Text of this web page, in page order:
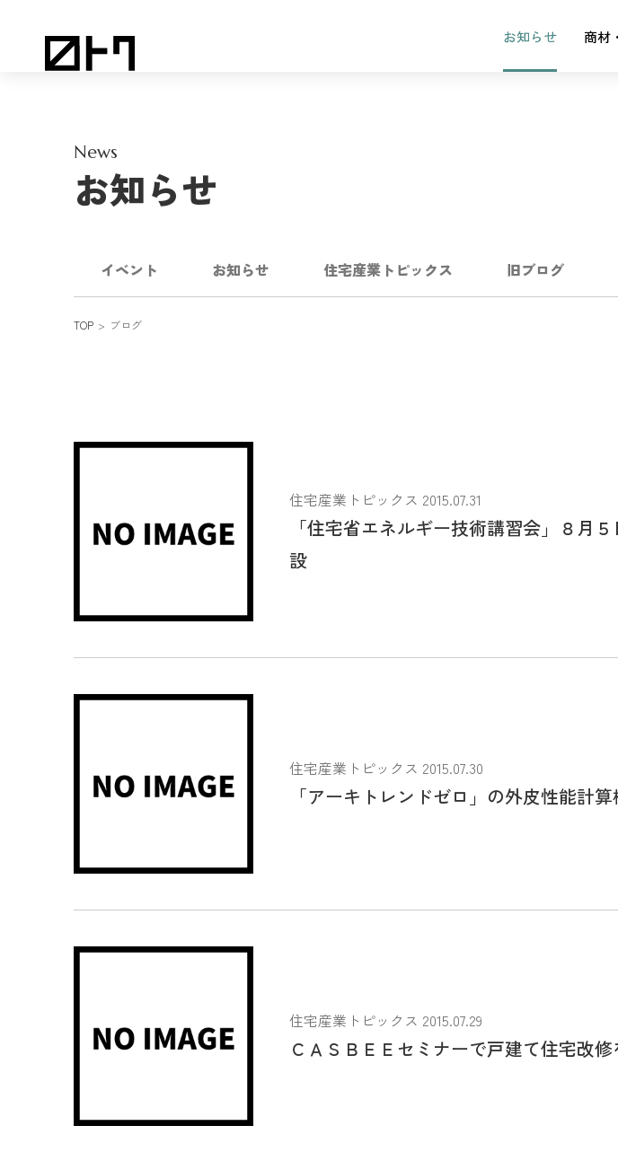
お知らせ 商材
News
お知らせ
イベント お知らせ 住宅産業トピックス 旧ブログ
TOP ブログ
住宅産業トピックス 2015.07.31
「住宅省エネルギー技術講習会」８
設
住宅産業トピックス 2015.07.30
「アーキトレンドゼロ」の外皮性能計
住宅産業トピックス 2015.07.29
ＣＡＳＢＥＥセミナーで戸建て住宅改